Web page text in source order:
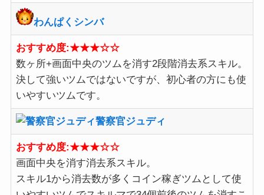
わんぱくシンバ
おすすめ度:★★★☆☆
数ヶ所+画面中央のツムを消す2段階消去系スキル。
決して強いツムではないですが、初心者の方にも使
いやすいツムです。
警察官ジュディ
おすすめ度:★★★☆☆
画面中央を消す消去系スキル。
スキル1から消去数が多くコイン稼ぎツムとして使